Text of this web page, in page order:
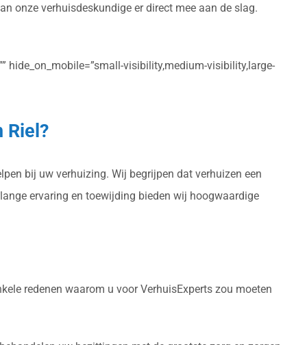
onze verhuisdeskundige er direct mee aan de slag.
hide_on_mobile=”small-visibility,medium-visibility,large-
Riel?
bij uw verhuizing. Wij begrijpen dat verhuizen een
ervaring en toewijding bieden wij hoogwaardige
redenen waarom u voor VerhuisExperts zou moeten